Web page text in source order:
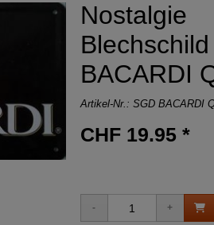
Nostalgie
BACARDI
Artikel-Nr.: SGD BACARDI
CHF 19.95 *